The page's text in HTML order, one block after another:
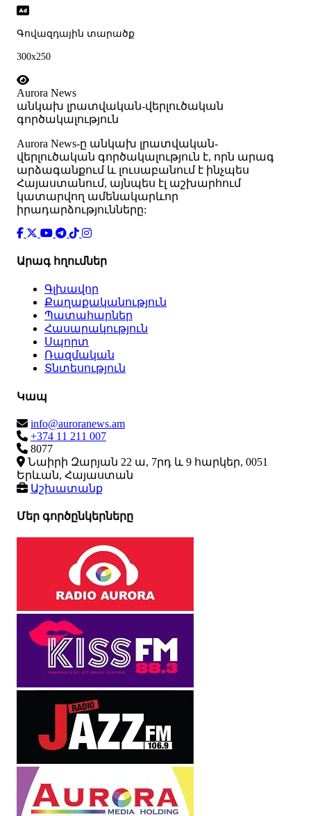
Գովազդային տարածք
300x250
Aurora News
անկախ լրատվական-վերլուծական
գործակալություն
Аurora News-ը անկախ լրատվական-
վերլուծական գործակալություն է, որն արագ
արձագանքում և լուսաբանում է ինչպես
Հայաստանում, այնպես էլ աշխարհում
կատարվող ամենակարևոր
իրադարձությունները:
Արագ հղումներ
Գլխավոր
Քաղաքականություն
Պատահարներ
Հասարակություն
Սպորտ
Ռազմական
Տնտեսություն
Կապ
info@auroranews.am
+374 11 211 007
8077
Նաիրի Զարյան 22 ա, 7րդ և 9 հարկեր, 0051
Երևան, Հայաստան
Աշխատանք
Մեր գործընկերները